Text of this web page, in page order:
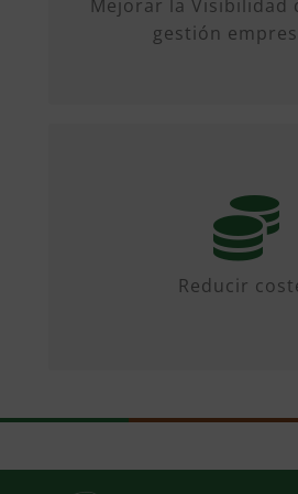
Mejorar la Visibilidad
gestión
Canales a las Buenas
Gestión o el
Reducir
Mediante iniciativas
diseñando